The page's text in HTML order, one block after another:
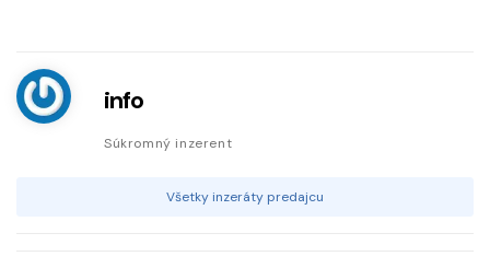
info
Súkromný inzerent
Všetky inzeráty predajcu